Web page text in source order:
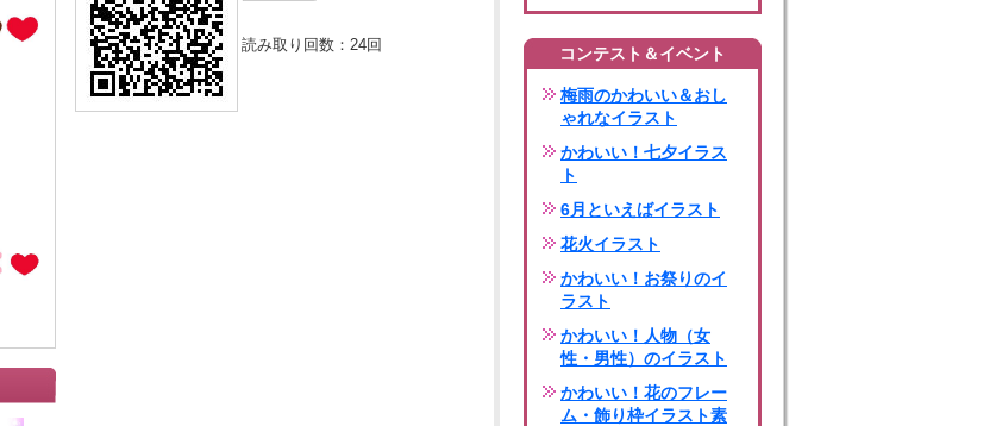
読み取り回数： 24回 コンテスト＆イベント
梅雨のかわいい＆おし
ゃれなイラスト
かわいい！七夕イラス
ト
6月といえばイラスト
花火イラスト
かわいい！お祭りのイ
ラスト
かわいい！人物（女
性・男性）のイラスト
かわいい！花のフレー
ム・飾り枠イラスト素